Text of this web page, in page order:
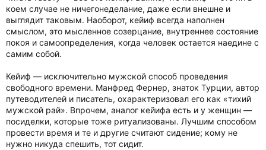
коем случае не ничегонеделание, даже если внешне и
выглядит таковым. Наоборот, кейиф всегда наполнен
смыслом, это мысленное созерцание, внутреннее состояние
покоя и самоопределения, когда человек остается наедине с
самим собой.
Кейиф — исключительно мужской способ проведения
свободного времени. Манфред Фернер, знаток Турции, автор
путеводителей и писатель, охарактеризовал его как «тихий
мужской рай». Впрочем, аналог кейифа есть и у женщин —
посиделки, которые тоже ритуализованы. Лучшим способом
провести время и те и другие считают сидение; кому не
нужно никуда спешить, тот сидит.